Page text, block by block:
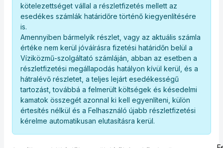
kötelezettséget vállal a részletfizetés mellett az
esedékes számlák határidőre történő kiegyenlítésére
is.
Amennyiben bármelyik részlet, vagy az aktuális számla
értéke nem kerül jóváírásra fizetési határidőn belül a
Víziközmű-szolgáltató számláján, abban az esetben a
részletfizetési megállapodás hatályon kívül kerül, és a
hátralévő részletet, a teljes lejárt esedékességű
tartozást, továbbá a felmerült költségek és késedelmi
kamatok összegét azonnal ki kell egyenlíteni, külön
értesítés nélkül és a Felhasználó újabb részletfizetési
kérelme automatikusan elutasításra kerül.